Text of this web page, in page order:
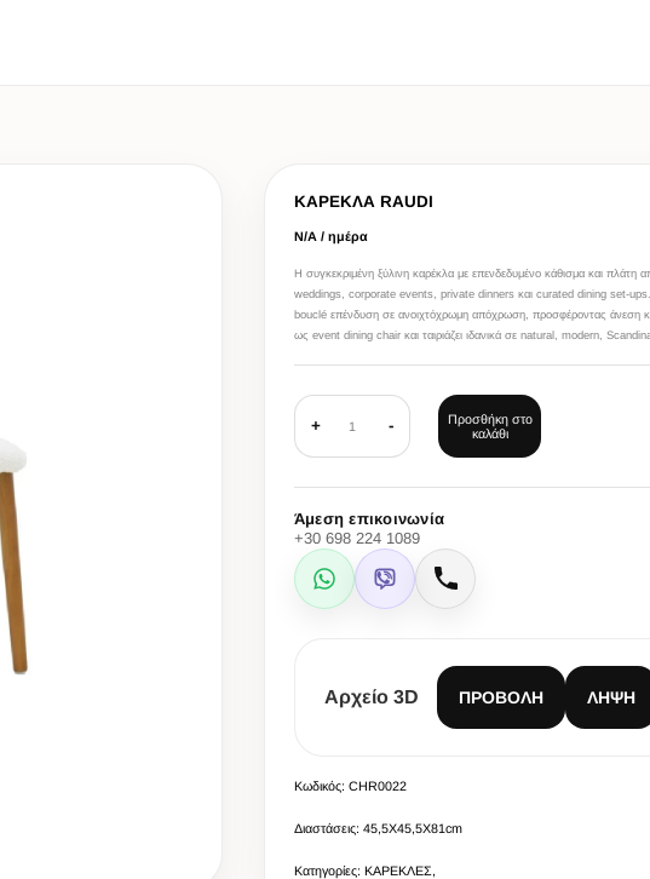
ΚΑΡΕΚΛΑ RAUDI
Ν/Α / ημέρα
Η συγκεκριμένη ξύλινη καρέκλα με επενδεδυμένο κάθισμα και πλάτη
weddings, corporate events, private dinners και curated dining set-ups.
bouclé επένδυση σε ανοιχτόχρωμη απόχρωση, προσφέροντας άνεση
ως event dining chair και ταιριάζει ιδανικά σε natural, modern,
+ 1 -
Προσθήκη στο
καλάθι
Άμεση επικοινωνία
+30 698 224 1089
WhatsApp
Viber Κλήση
Αρχείο 3D ΠΡΟΒΟΛΉ ΛΉΨΗ
Κωδικός: CHR0022
Διαστάσεις: 45,5X45,5X81cm
Κατηγορίες: ΚΑΡΕΚΛΕΣ,